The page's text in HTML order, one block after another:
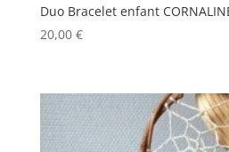
Duo Bracelet enfant
20,00 €